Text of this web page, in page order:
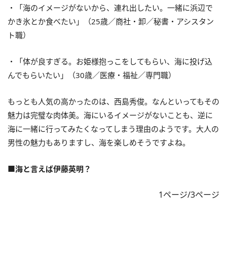
・「海のイメージがないから、連れ出したい。一緒に浜辺で
かき氷とか食べたい」（25歳／商社・卸／秘書・アシスタン
ト職）
・「体が良すぎる。お姫様抱っこをしてもらい、海に投げ込
んでもらいたい」（30歳／医療・福祉／専門職）
もっとも人気の高かったのは、西島秀俊。なんといってもその
魅力は完璧な肉体美。海にいるイメージがないことも、逆に
海に一緒に行ってみたくなってしまう理由のようです。大人の
男性の魅力もありますし、海を楽しめそうですよね。
■海と言えば伊藤英明？
1ページ/3ページ